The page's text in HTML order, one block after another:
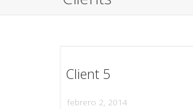
Client 5
febrero 2, 2014